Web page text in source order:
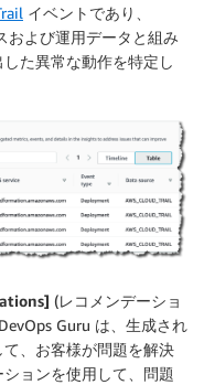
イベントであり、
および運用データと組み
た異常な動作を特定し
(レコメンデーショ
Guru は、生成され
、お客様が問題を解決
ョンを使用して、問題